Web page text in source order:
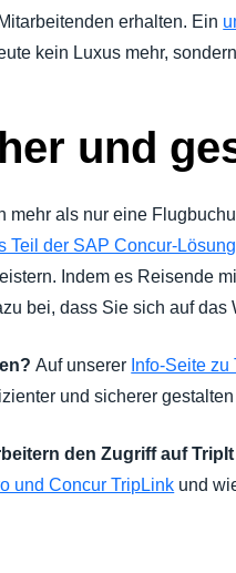
erhalten. Ein
kein Luxus mehr,
und
mehr als nur eine
Teil der SAP Concur-
Indem es Reisende
bei, dass Sie sich auf
Auf unserer Info-Seite zu
und sicherer
den Zugriff auf
und Concur TripLink und